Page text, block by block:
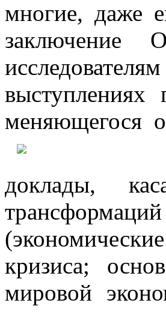
многие, даже
заключение
выступлениях
меняющегося
доклады,
кризиса;
мировой